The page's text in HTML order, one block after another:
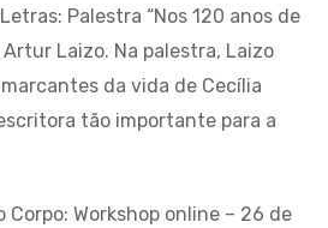
Palestra “Nos 120 anos de
Artur Laizo. Na palestra, Laizo
da vida de Cecília
tão importante para a
Corpo: Workshop online – 26 de